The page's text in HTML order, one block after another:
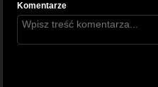
Komentarze